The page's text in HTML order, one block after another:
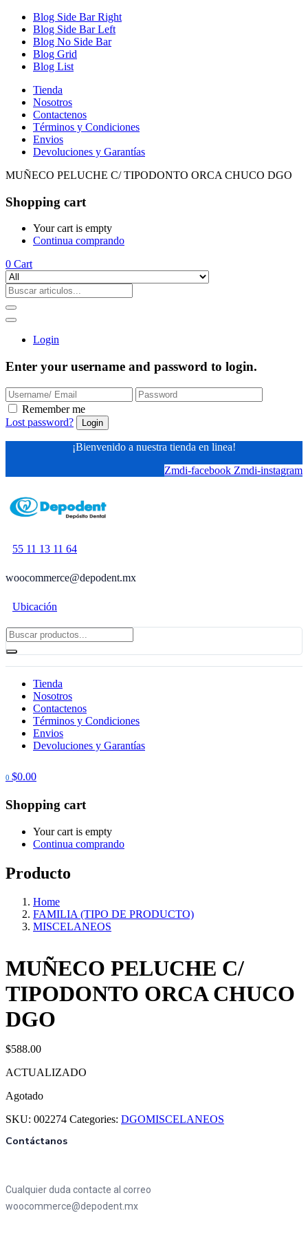
Blog Side Bar Right
Blog Side Bar Left
Blog No Side Bar
Blog Grid
Blog List
Tienda
Nosotros
Contactenos
Términos y Condiciones
Envios
Devoluciones y Garantías
MUÑECO PELUCHE C/ TIPODONTO ORCA CHUCO DGO
Shopping cart
Your cart is empty
Continua comprando
0 Cart
Login
Enter your username and password to login.
Remember me
Lost password?
¡Bienvenido a nuestra tienda en linea!
Zmdi-facebook Zmdi-instagram
55 11 13 11 64
woocommerce@depodent.mx
Ubicación
Tienda
Nosotros
Contactenos
Términos y Condiciones
Envios
Devoluciones y Garantías
0 $0.00
Shopping cart
Your cart is empty
Continua comprando
Producto
Home
FAMILIA (TIPO DE PRODUCTO)
MISCELANEOS
MUÑECO PELUCHE C/
TIPODONTO ORCA CHUCO
DGO
$588.00
ACTUALIZADO
Agotado
SKU: 002274 Categories: DGOMISCELANEOS
Contáctanos
Cualquier duda contacte al correo
woocommerce@depodent.mx